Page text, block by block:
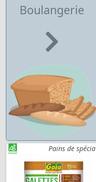
Boulangerie
Pains de spécia